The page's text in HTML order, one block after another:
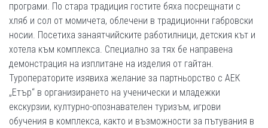
програми. По стара традиция гостите бяха посрещнати с
хляб и сол от момичета, облечени в традиционни габровски
носии. Посетиха занаятчийските работилници, детския кът и
хотела към комплекса. Специално за тях бе направена
демонстрация на изплитане на изделия от гайтан.
Туроператорите изявиха желание за партньорство с АЕК
„Етър“ в организирането на ученически и младежки
екскурзии, културно-опознавателен туризъм, игрови
обучения в комплекса, както и възможности за пътувания в